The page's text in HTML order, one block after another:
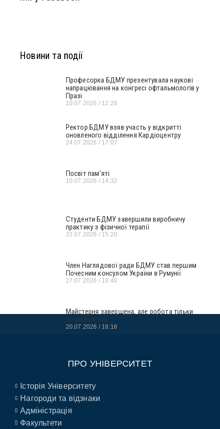
Новини та події
Професорка БДМУ презентувала наукові
напрацювання на конгресі офтальмологів у
Празі
10.07.2026 12:26
Ректор БДМУ взяв участь у відкритті
оновленого відділення Кардіоцентру
24.07.2026 17:07
Посвіт пам’яті
10.07.2026 14:32
Студенти БДМУ завершили виробничу
практику з фізичної терапії
22.07.2026 15:20
Член Наглядової ради БДМУ став першим
Почесним консулом України в Румунії
27.07.2026 10:40
Майстерня завершена, але робота тільки
починається!
20.07.2026 16:16
ПРО УНІВЕРСИТЕТ
Історія Університету
Нагороди та відзнаки
Адміністрація
Факультети